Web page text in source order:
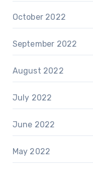
October 2022
September 2022
August 2022
July 2022
June 2022
May 2022